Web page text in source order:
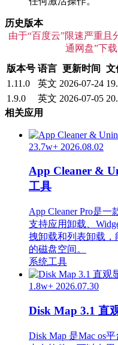
历史版本
由于“百度云”限速严重且
通网盘”下
版本号 语言 更新时间 文
1.11.0
英文 2026-07-24
1.9.0
英文 2026-07-05
相关应用
23.7w+ 2026.08.02
App Cleaner &
工具
App Cleaner Pro是
支持应用卸载、
拽卸载和列表卸载
的磁盘空间。
系统工具
1.8w+ 2026.07.30
Disk Map 3.1 直
Disk Map 是Mac os